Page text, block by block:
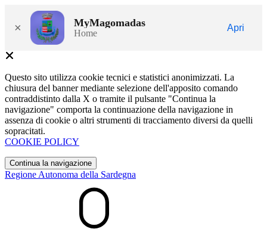
× MyMagomadas
Home
Apri
Questo sito utilizza cookie tecnici e statistici anonimizzati. La
chiusura del banner mediante selezione dell'apposito comando
contraddistinto dalla X o tramite il pulsante "Continua la
navigazione" comporta la continuazione della navigazione in
assenza di cookie o altri strumenti di tracciamento diversi da quelli
sopracitati.
COOKIE POLICY
Continua la navigazione
Regione Autonoma della Sardegna